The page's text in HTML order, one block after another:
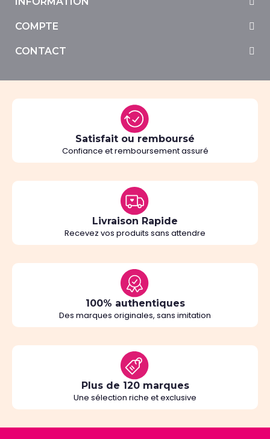
COMPTE
CONTACT
Satisfait ou remboursé
Confiance et remboursement assuré
Livraison Rapide
Recevez vos produits sans attendre
100% authentiques
Des marques originales, sans imitation
Plus de 120 marques
Une sélection riche et exclusive